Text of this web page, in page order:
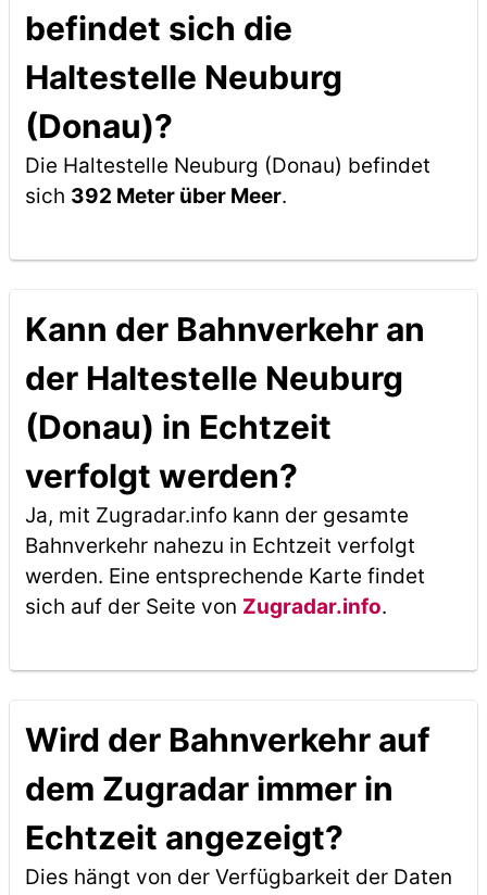
befindet sich die
Haltestelle Neuburg
(Donau)?
Die Haltestelle Neuburg (Donau) befindet
sich 392 Meter über Meer.
Kann der Bahnverkehr an
der Haltestelle Neuburg
(Donau) in Echtzeit
verfolgt werden?
Ja, mit Zugradar.info kann der gesamte
Bahnverkehr nahezu in Echtzeit verfolgt
werden. Eine entsprechende Karte findet
sich auf der Seite von Zugradar.info.
Wird der Bahnverkehr auf
dem Zugradar immer in
Echtzeit angezeigt?
Dies hängt von der Verfügbarkeit der Daten